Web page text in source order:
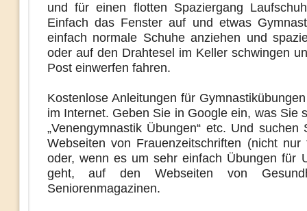
und für einen flotten Spaziergang
Einfach das Fenster auf und etwas
einfach normale Schuhe anziehen und
oder auf den Drahtesel im Keller schwingen
Post einwerfen fahren.
Kostenlose Anleitungen für
im Internet. Geben Sie in Google ein, was Sie
„Venengymnastik Übungen“ etc. Und suchen
Webseiten von Frauenzeitschriften (nicht nur
oder, wenn es um sehr einfach Übungen für
geht, auf den Webseiten von
Seniorenmagazinen.